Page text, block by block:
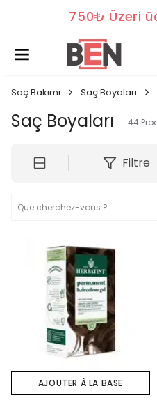
750₺ Üzeri
Saç Bakımı Saç Boyaları
Saç Boyaları 44
Filtre
AJOUTER À LA BASE